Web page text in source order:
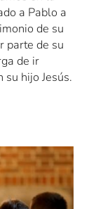
a Pablo a
de su
parte de su
de ir
hijo Jesús.